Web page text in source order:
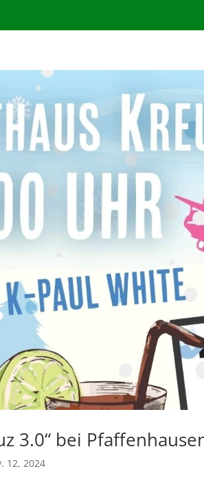
3.0“ bei
12, 2024